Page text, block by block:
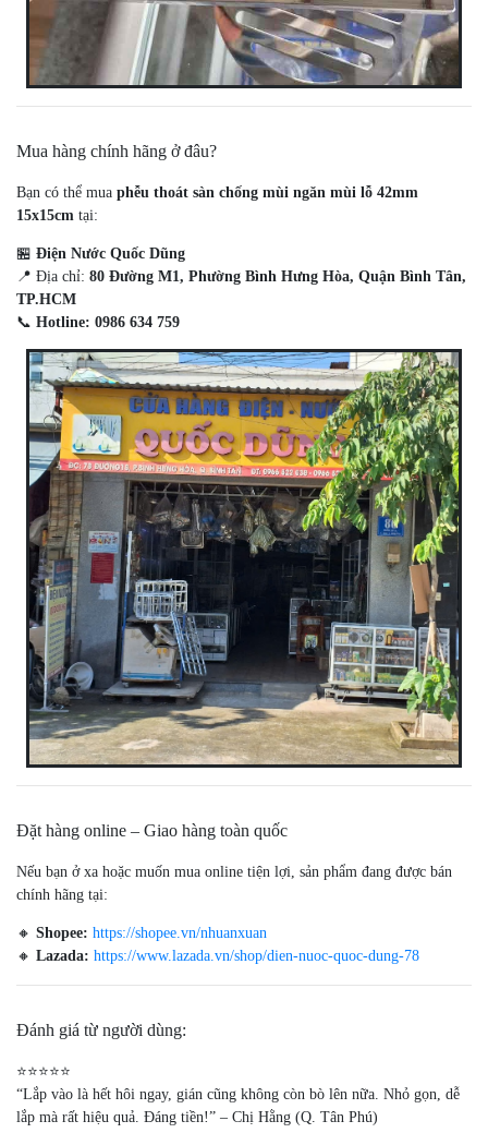
Mua hàng chính hãng ở đâu?
Bạn có thể mua phễu thoát sàn chống mùi ngăn mùi lỗ 42mm
15x15cm tại:
🏪 Điện Nước Quốc Dũng
📍 Địa chỉ: 80 Đường M1, Phường Bình Hưng Hòa, Quận Bình Tân,
TP.HCM
📞 Hotline: 0986 634 759
Đặt hàng online – Giao hàng toàn quốc
Nếu bạn ở xa hoặc muốn mua online tiện lợi, sản phẩm đang được bán
chính hãng tại:
🔸 Shopee: https://shopee.vn/nhuanxuan
🔸 Lazada: https://www.lazada.vn/shop/dien-nuoc-quoc-dung-78
Đánh giá từ người dùng:
⭐️⭐️⭐️⭐️⭐️
“Lắp vào là hết hôi ngay, gián cũng không còn bò lên nữa. Nhỏ gọn, dễ
lắp mà rất hiệu quả. Đáng tiền!” – Chị Hằng (Q. Tân Phú)